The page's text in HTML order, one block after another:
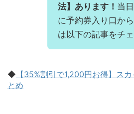
法】あります！ 当
に予約券入り口か
は以下の記事をチ
◆ 【35%割引で1,200円お得】ス
とめ